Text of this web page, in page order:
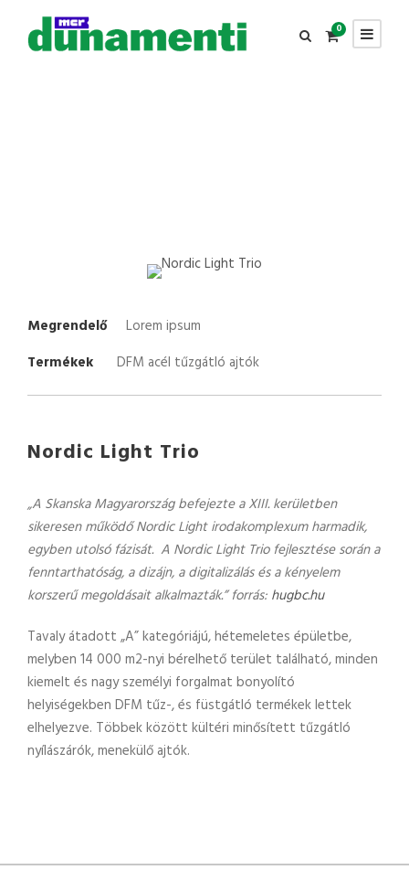
0
Megrendelő
Lorem ipsum
Termékek
DFM acél tűzgátló ajtók
Nordic Light Trio
„A Skanska Magyarország befejezte a XIII. kerületben
sikeresen működő Nordic Light irodakomplexum harmadik,
egyben utolsó fázisát. A Nordic Light Trio fejlesztése során a
fenntarthatóság, a dizájn, a digitalizálás és a kényelem
korszerű megoldásait alkalmazták.” forrás: hugbc.hu
Tavaly átadott „A” kategóriájú, hétemeletes épületbe,
melyben 14 000 m2-nyi bérelhető terület található, minden
kiemelt és nagy személyi forgalmat bonyolító
helyiségekben DFM tűz-, és füstgátló termékek lettek
elhelyezve. Többek között kültéri minősített tűzgátló
nyílászárók, menekülő ajtók.